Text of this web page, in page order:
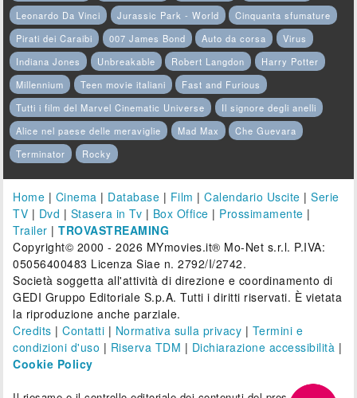
Leonardo Da Vinci
Jurassic Park - World
Cinquanta sfumature
Pirati dei Caraibi
007 James Bond Auto da corsa
Virus
Indiana Jones
Unbreakable Robert Langdon
Harry Potter
Millennium
Teen movie italiani
Fast and Furious
Tutti i film del Marvel Cinematic Universe
Il signore degli anelli
Alice nel paese delle meraviglie
Mad Max
Che Guevara
Terminator
Rocky
Home | Cinema | Database | Film |Calendario Uscite |Serie
TV | Dvd | Stasera in Tv | Box Office | Prossimamente |
Trailer |TROVASTREAMING
Copyright© 2000 - 2026 MYmovies.it® Mo-Net s.r.l. P.IVA:
05056400483 Licenza Siae n. 2792/I/2742.
Società soggetta all'attività di direzione e coordinamento di
GEDI Gruppo Editoriale S.p.A. Tutti i diritti riservati. È vietata
la riproduzione anche parziale.
Credits |Contatti | Normativa sulla privacy | Termini e
condizioni d'uso | Riserva TDM | Dichiarazione accessibilità |
Cookie Policy